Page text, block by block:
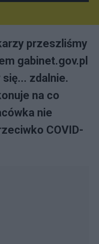
przeszliśmy
gabinet.gov.pl
zdalnie.
na co
nie
COVID-